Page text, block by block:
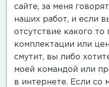
сайте, за меня
наших работ, и если
отсутствие какого то
комплектации или
смутит, вы либо
моей командой или
в интернете. Если со